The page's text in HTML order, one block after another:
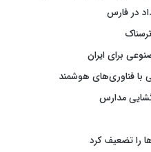
در فارس
فناوری‌های هوشمند
را تضعیف کرد